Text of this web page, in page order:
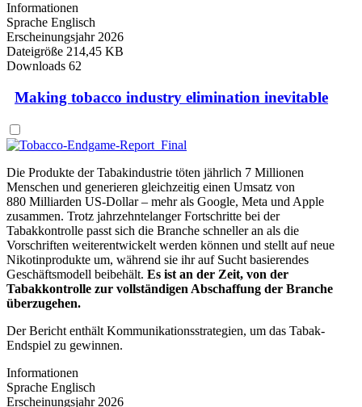
Informationen
Sprache Englisch
Erscheinungsjahr 2026
Dateigröße 214,45 KB
Downloads 62
Making tobacco industry elimination inevitable
Die Produkte der Tabakindustrie töten jährlich 7 Millionen
Menschen und generieren gleichzeitig einen Umsatz von
880 Milliarden US-Dollar – mehr als Google, Meta und Apple
zusammen. Trotz jahrzehntelanger Fortschritte bei der
Tabakkontrolle passt sich die Branche schneller an als die
Vorschriften weiterentwickelt werden können und stellt auf neue
Nikotinprodukte um, während sie ihr auf Sucht basierendes
Geschäftsmodell beibehält. Es ist an der Zeit, von der
Tabakkontrolle zur vollständigen Abschaffung der Branche
überzugehen.
Der Bericht enthält Kommunikationsstrategien, um das Tabak-
Endspiel zu gewinnen.
Informationen
Sprache Englisch
Erscheinungsjahr 2026